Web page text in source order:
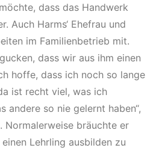
dass das Handwerk
Auch Harms‘ Ehefrau und
im Familienbetrieb mit.
dass wir aus ihm einen
hoffe, dass ich noch so lange
ist recht viel, was ich
andere so nie gelernt haben“,
Normalerweise bräuchte er
Lehrling ausbilden zu